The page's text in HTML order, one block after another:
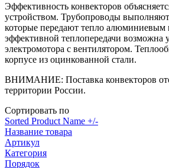
Эффективность конвекторов
устройством. Трубопроводы
которые передают тепло алюминиевым
эффективной теплопередачи возможна
электромотора с вентилятором.
корпусе из оцинкованной стали.
ВНИМАНИЕ: Поставка конвекторов
территории России.
Сортировать по
Sorted Product Name +/-
Название товара
Артикул
Категория
Порядок